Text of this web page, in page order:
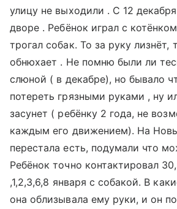
улицу не выходили . С 12 декабря
дворе . Ребёнок играл с
трогал собак. То за руку лизнёт,
обнюхает . Не помню были ли
слюной ( в декабре), но бывало
потереть грязными руками , ну
засунет ( ребёнку 2 года, не
каждым его движением). На
перестала есть, подумали что
Ребёнок точно контактировал
,1,2,3,6,8 января с собакой. В
она облизывала ему руки, и он